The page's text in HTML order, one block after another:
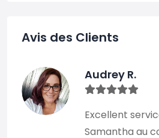
Avis des Clients
Audrey R.
Excellent
Samantha au